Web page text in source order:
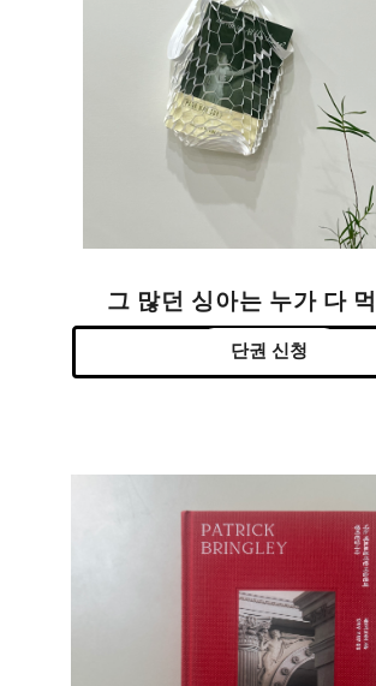
그 많던 싱아는 누가 다
단권 신청